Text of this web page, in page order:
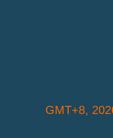
GMT+8,